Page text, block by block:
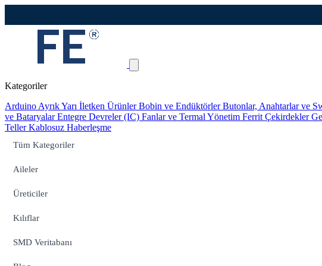
Kategoriler
Arduino Ayrık Yarı İletken ÜrünlerBobin ve EndüktörlerButonlar, Anahtarlar ve
ve BataryalarEntegre Devreler (IC) Fanlar ve Termal Yönetim Ferrit Çekirdekler
TellerKablosuz Haberleşme
Tüm Kategoriler
Aileler
Üreticiler
Kılıflar
SMD Veritabanı